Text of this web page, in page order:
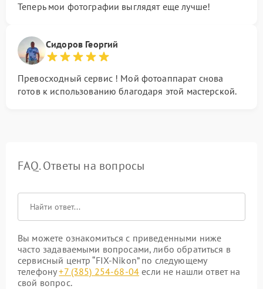
Теперь мои фотографии выглядят еще лучше!
Сидоров Георгий
Превосходный сервис ! Мой фотоаппарат снова
готов к использованию благодаря этой мастерской.
FAQ. Ответы на вопросы
Вы можете ознакомиться с приведенными ниже
часто задаваемыми вопросами, либо обратиться в
сервисный центр “FIX-Nikon” по следующему
телефону+7 (385) 254-68-04 если не нашли ответ на
свой вопрос.